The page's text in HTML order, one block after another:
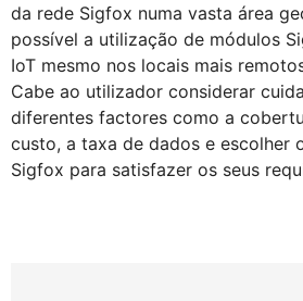
da rede Sigfox numa vasta área
possível a utilização de módulos
IoT mesmo nos locais mais
Cabe ao utilizador considerar
diferentes factores como a
custo, a taxa de dados e escolher
Sigfox para satisfazer os seus